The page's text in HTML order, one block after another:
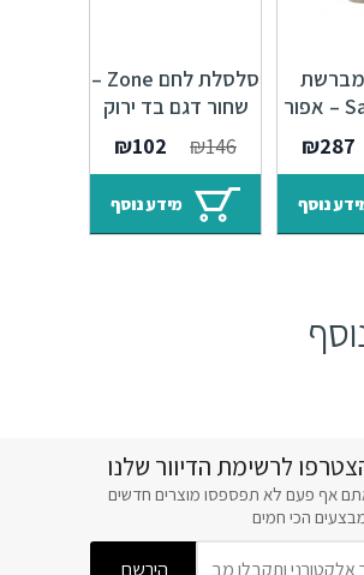
אסלה Saxo – אפור
המחיר
המקורי
היה:
₪410.
₪287
הנוכחי
הוא:
₪287.
נוסף
סלסלת לחם Zone –
שחור דגם בד ירוק
₪146
המחיר
המקורי
היה:
₪146.
₪102
הנוכחי
הוא:
₪102.
מידע נוסף
לרשימת הדיוור שלנו
אף פעם לא תפספסו מוצרים חדשים
הכי חמים